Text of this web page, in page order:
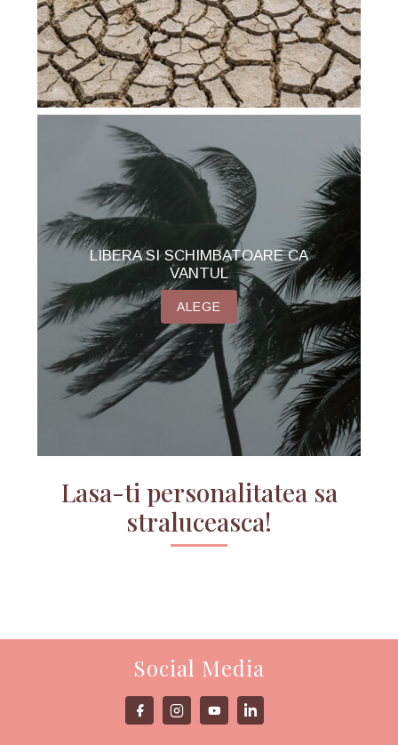
LIBERA SI SCHIMBATOARE CA
VANTUL
ALEGE
Lasa-ti personalitatea sa
straluceasca!
Social Media